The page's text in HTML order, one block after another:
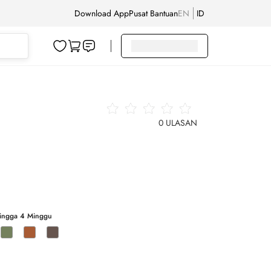
Download AppPusat BantuanEN ID
0 ULASAN
4 Minggu